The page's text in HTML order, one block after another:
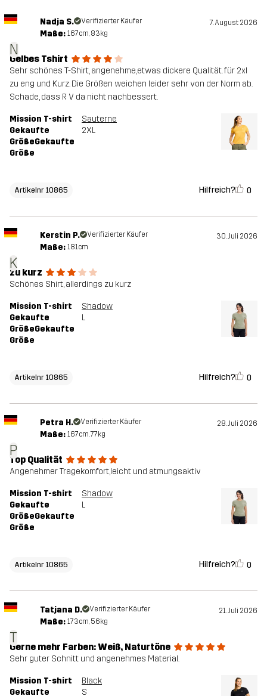
N
Nadja S. Verifizierter Käufer 7. August 2026
Maße: 167cm, 83kg
Gelbes Tshirt
Sehr schönes T-Shirt, angenehme,etwas dickere Qualität. für 2xl
zu eng und Kurz. Die Größen weichen leider sehr von der Norm ab.
Schade, dass R V da nicht nachbessert.
Mission T-shirt
Sauterne
Gekaufte
GrößeGekaufte
Größe
2XL
Artikelnr 10865 Hilfreich? 0
K
Kerstin P. Verifizierter Käufer 30. Juli 2026
Maße: 181cm
zu kurz
Schönes Shirt, allerdings zu kurz
Mission T-shirt
Shadow
Gekaufte
GrößeGekaufte
Größe
L
Artikelnr 10865 Hilfreich? 0
P
Petra H. Verifizierter Käufer 28. Juli 2026
Maße: 167cm, 77kg
Top Qualität
Angenehmer Tragekomfort,leicht und atmungsaktiv
Mission T-shirt
Shadow
Gekaufte
GrößeGekaufte
Größe
L
Artikelnr 10865 Hilfreich? 0
T
Tatjana D. Verifizierter Käufer 21. Juli 2026
Maße: 173cm, 56kg
Gerne mehr Farben: Weiß, Naturtöne
Sehr guter Schnitt und angenehmes Material.
Mission T-shirt
Black
Gekaufte
S